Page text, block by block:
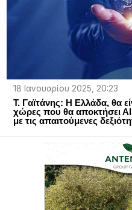
18 Ιανουαρίου 2025, 20:23
Τ. Γαϊτάνης: Η Ελλάδα, θα
χώρες που θα αποκτήσει ΑΙ
με τις απαιτούμενες